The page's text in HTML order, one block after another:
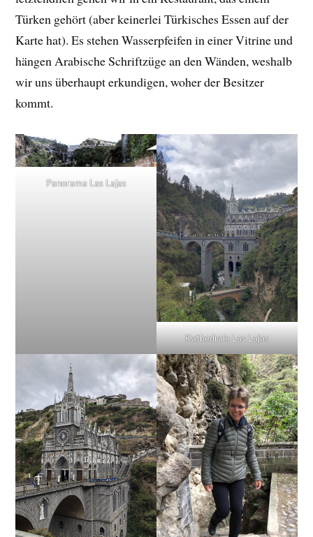
Türken gehört (aber keinerlei Türkisches Essen auf der
Karte hat). Es stehen Wasserpfeifen in einer Vitrine und
hängen Arabische Schriftzüge an den Wänden, weshalb
wir uns überhaupt erkundigen, woher der Besitzer
kommt.
Panorama Las Lajas
Kathedrale Las Lajas